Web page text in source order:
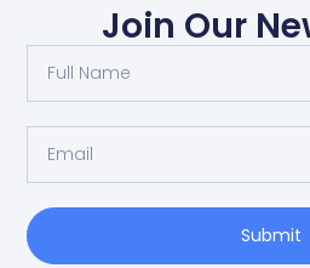
Join Our
Submit